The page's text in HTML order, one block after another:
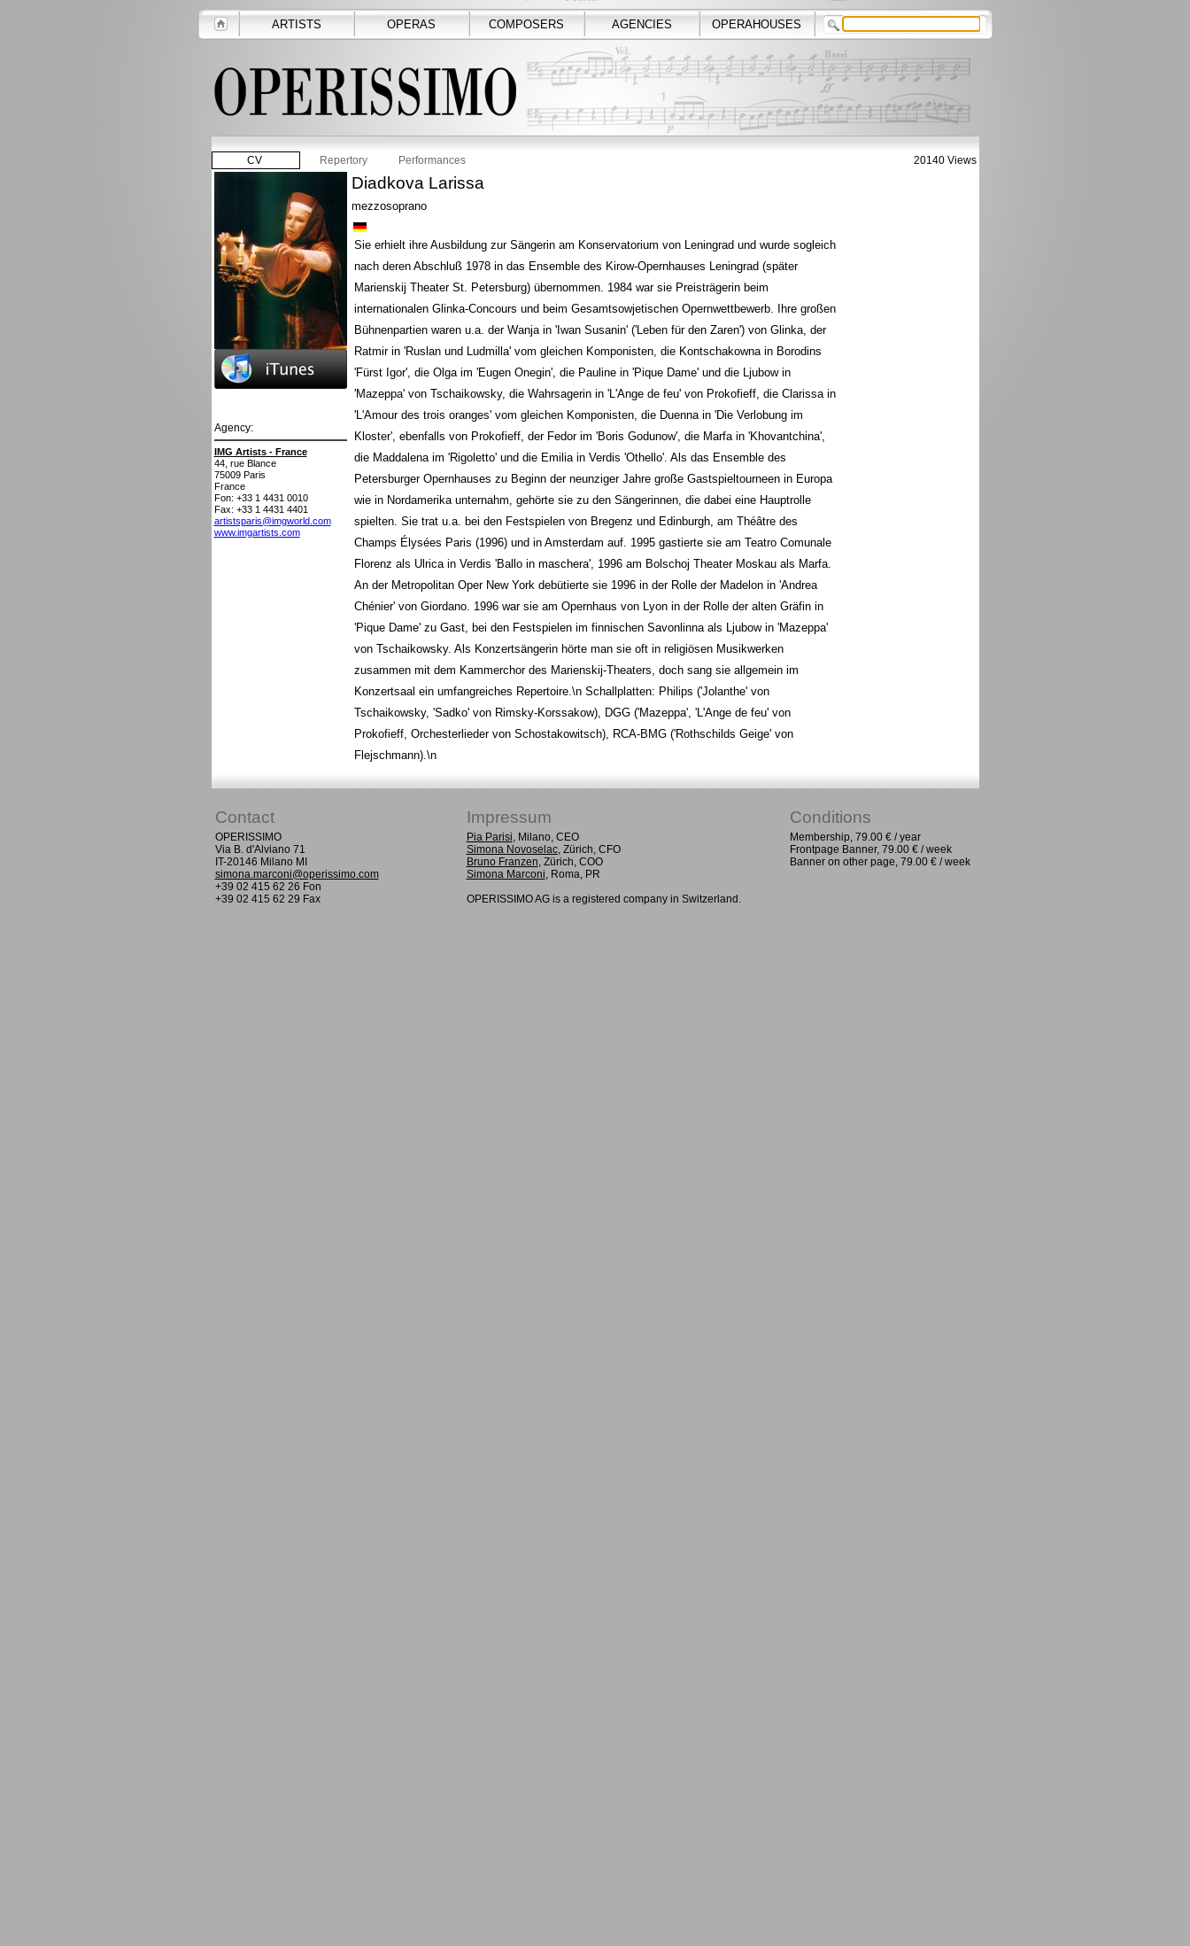
ARTISTS OPERAS COMPOSERS AGENCIES OPERAHOUSES
CV Repertory Performances 20140 Views
Agency:
IMG Artists - France
44, rue Blance
75009 Paris
France
Fon: +33 1 4431 0010
Fax: +33 1 4431 4401
artistsparis@imgworld.com
www.imgartists.com
Diadkova Larissa
mezzosoprano
Sie erhielt ihre Ausbildung zur Sängerin am Konservatorium von Leningrad und wurde sogleich
nach deren Abschluß 1978 in das Ensemble des Kirow-Opernhauses Leningrad (später
Marienskij Theater St. Petersburg) übernommen. 1984 war sie Preisträgerin beim
internationalen Glinka-Concours und beim Gesamtsowjetischen Opernwettbewerb. Ihre großen
Bühnenpartien waren u.a. der Wanja in 'Iwan Susanin' ('Leben für den Zaren') von Glinka, der
Ratmir in 'Ruslan und Ludmilla' vom gleichen Komponisten, die Kontschakowna in Borodins
'Fürst Igor', die Olga im 'Eugen Onegin', die Pauline in 'Pique Dame' und die Ljubow in
'Mazeppa' von Tschaikowsky, die Wahrsagerin in 'L'Ange de feu' von Prokofieff, die Clarissa in
'L'Amour des trois oranges' vom gleichen Komponisten, die Duenna in 'Die Verlobung im
Kloster', ebenfalls von Prokofieff, der Fedor im 'Boris Godunow', die Marfa in 'Khovantchina',
die Maddalena im 'Rigoletto' und die Emilia in Verdis 'Othello'. Als das Ensemble des
Petersburger Opernhauses zu Beginn der neunziger Jahre große Gastspieltourneen in Europa
wie in Nordamerika unternahm, gehörte sie zu den Sängerinnen, die dabei eine Hauptrolle
spielten. Sie trat u.a. bei den Festspielen von Bregenz und Edinburgh, am Théâtre des
Champs Élysées Paris (1996) und in Amsterdam auf. 1995 gastierte sie am Teatro Comunale
Florenz als Ulrica in Verdis 'Ballo in maschera', 1996 am Bolschoj Theater Moskau als Marfa.
An der Metropolitan Oper New York debütierte sie 1996 in der Rolle der Madelon in 'Andrea
Chénier' von Giordano. 1996 war sie am Opernhaus von Lyon in der Rolle der alten Gräfin in
'Pique Dame' zu Gast, bei den Festspielen im finnischen Savonlinna als Ljubow in 'Mazeppa'
von Tschaikowsky. Als Konzertsängerin hörte man sie oft in religiösen Musikwerken
zusammen mit dem Kammerchor des Marienskij-Theaters, doch sang sie allgemein im
Konzertsaal ein umfangreiches Repertoire.\n Schallplatten: Philips ('Jolanthe' von
Tschaikowsky, 'Sadko' von Rimsky-Korssakow), DGG ('Mazeppa', 'L'Ange de feu' von
Prokofieff, Orchesterlieder von Schostakowitsch), RCA-BMG ('Rothschilds Geige' von
Flejschmann).\n
Contact Impressum Conditions
OPERISSIMO
Via B. d'Alviano 71
IT-20146 Milano MI
simona.marconi@operissimo.com
+39 02 415 62 26 Fon
+39 02 415 62 29 Fax
Pia Parisi, Milano, CEO
Simona Novoselac, Zürich, CFO
Bruno Franzen, Zürich, COO
Simona Marconi, Roma, PR
OPERISSIMO AG is a registered company in Switzerland.
Membership, 79.00 € / year
Frontpage Banner, 79.00 € / week
Banner on other page, 79.00 € / week